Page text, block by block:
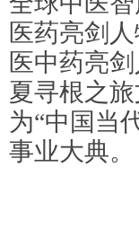
医药亮剑
医中药亮
夏寻根之
为“中国当
事业大典。